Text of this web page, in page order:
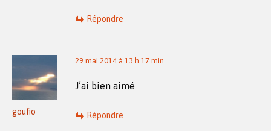
Répondre
goufio
29 mai 2014 à 13 h 17 min
J’ai bien aimé
Répondre